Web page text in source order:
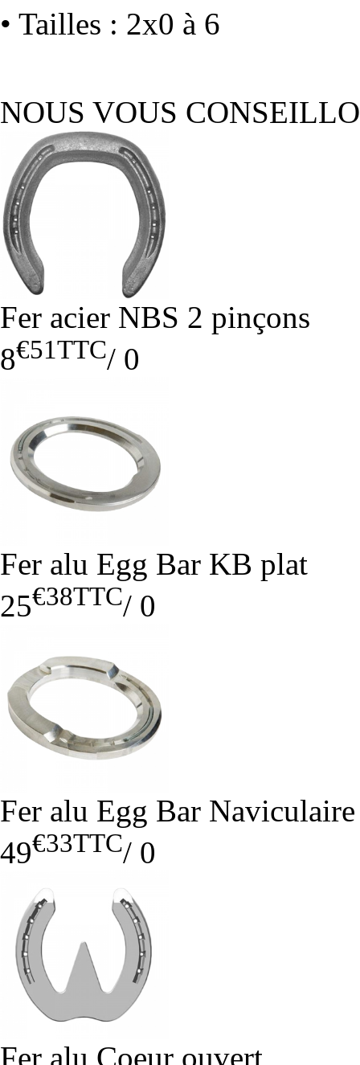
• Tailles : 2x0 à 6
NOUS VOUS
Fer acier NBS 2 pinçons
8€51TTC/ 0
Fer alu Egg Bar KB plat
25€38TTC/ 0
Fer alu Egg Bar
49€33TTC/ 0
Fer alu Coeur ouvert